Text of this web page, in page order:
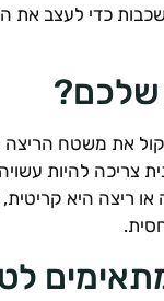
שכבות כדי לעצב
שלכם?
את משטח הריצה
צריכה להיות
היא קריטית,